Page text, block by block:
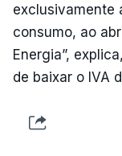
exclusivamente
consumo, ao
Energia”,
de baixar o IVA